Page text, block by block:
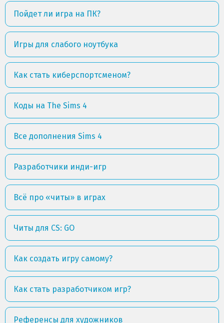
Пойдет ли игра на ПК?
Игры для слабого ноутбука
Как стать киберспортсменом?
Коды на The Sims 4
Все дополнения Sims 4
Разработчики инди-игр
Всё про «читы» в играх
Читы для CS: GO
Как создать игру самому?
Как стать разработчиком игр?
Референсы для художников